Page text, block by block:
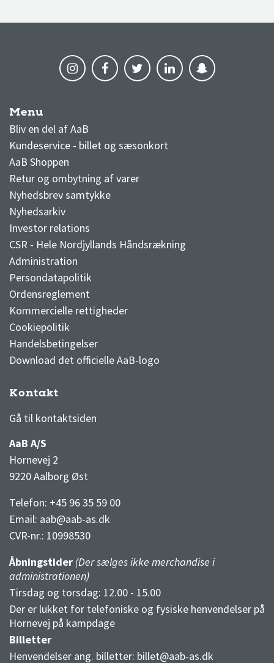
Menu
Bliv en del af AaB
Kundeservice - billet og sæsonkort
AaB Shoppen
Retur og ombytning af varer
Nyhedsbrev samtykke
Nyhedsarkiv
Investor relations
CSR - Hele Nordjyllands Håndsrækning
Administration
Persondatapolitik
Ordensreglement
Kommercielle rettigheder
Cookiepolitik
Handelsbetingelser
Download det officielle AaB-logo
Kontakt
Gå til kontaktsiden
AaB A/S
Hornevej 2
9220 Aalborg Øst
Telefon: +45 96 35 59 00
Email: aab@aab-as.dk
CVR-nr.: 10998530
Åbningstider (Der sælges ikke merchandise i
administrationen)
Tirsdag og torsdag: 12.00 - 15.00
Der er lukket for telefoniske og fysiske henvendelser på
Hornevej på kampdage
Billetter
Henvendelser ang. billetter: billet@aab-as.dk